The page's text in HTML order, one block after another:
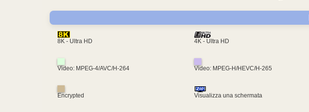
8K - Ultra HD 4K - Ultra HD
Video: MPEG-4/AVC/H-264 Video: MPEG-H/HEVC/H-265
Encrypted Visualizza una schermata